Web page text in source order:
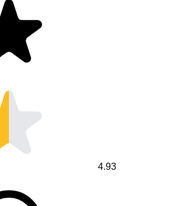
4.93